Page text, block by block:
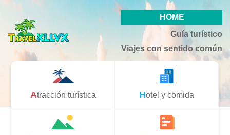
HOME
Guía turístico
Viajes con sentido común
Atracción turística Hotel y comida